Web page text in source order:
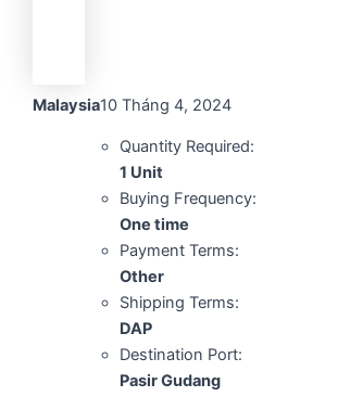
Malaysia10 Tháng 4, 2024
Quantity Required:
1 Unit
Buying Frequency:
One time
Payment Terms:
Other
Shipping Terms:
DAP
Destination Port:
Pasir Gudang